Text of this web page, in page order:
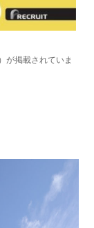
掲載されていま